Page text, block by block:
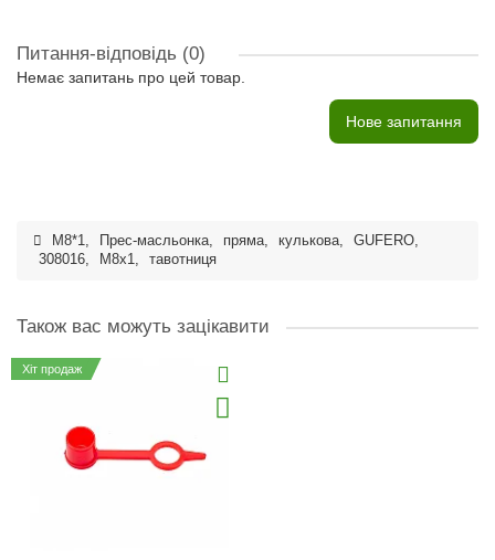
Питання-відповідь (0)
Немає запитань про цей товар.
Нове запитання
M8*1, Прес-масльонка, пряма, кулькова, GUFERO,
308016, M8x1, тавотниця
Також вас можуть зацікавити
Хіт продаж